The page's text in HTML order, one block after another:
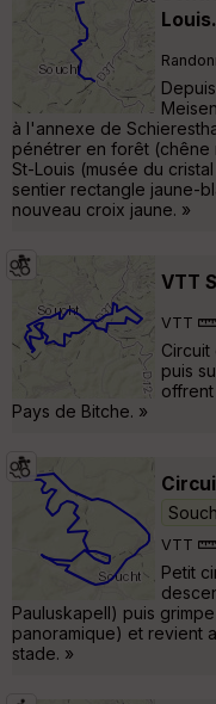
Louis.
à l'annexe de
pénétrer en forêt (chêne
St-Louis (musée du
sentier rectangle jaune-
nouveau croix jaune. »
VTT
VTT
puis
Pays de Bitche. »
VTT
Petit
Pauluskapell) puis
panoramique) et revient
stade. »